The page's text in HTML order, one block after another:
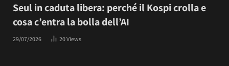
Seul in caduta libera: perché il Kospi crolla e
cosa c’entra la bolla dell’AI
29/07/2026 20Views